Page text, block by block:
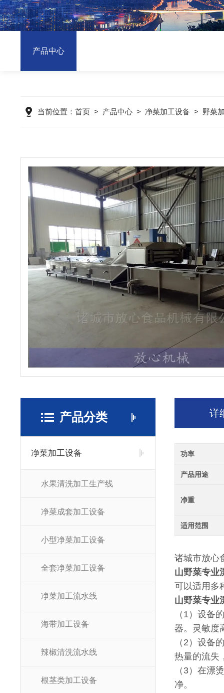
产品中心
当前位置： 首页> 产品中心> 净菜加工设备 > 野菜
产品分类
净菜加工设备
水果清洗加工生产线
净菜成套加工设备
小型净菜加工设备
全套净菜加工设备
净菜加工流水线
海带加工设备
辣椒清洗流水线
根茎类加工设备
详
功率
产品用途
净重
适用范围
诸城市放心
山野菜专业
可以适用多
山野菜专业
（1）设备
器。灵敏度
（2）设备
热量的流失
（3）在漂
净。